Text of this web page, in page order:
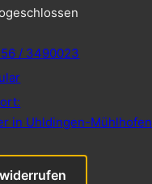
geschlossen
/ 3490023
in Uhldingen-Mühlhofen